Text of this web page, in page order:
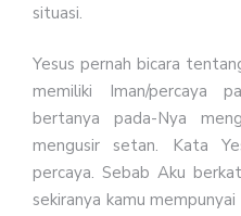
situasi.
Yesus pernah bicara
memiliki Iman/percaya
bertanya pada-Nya
mengusir setan. Kata
percaya. Sebab Aku
sekiranya kamu